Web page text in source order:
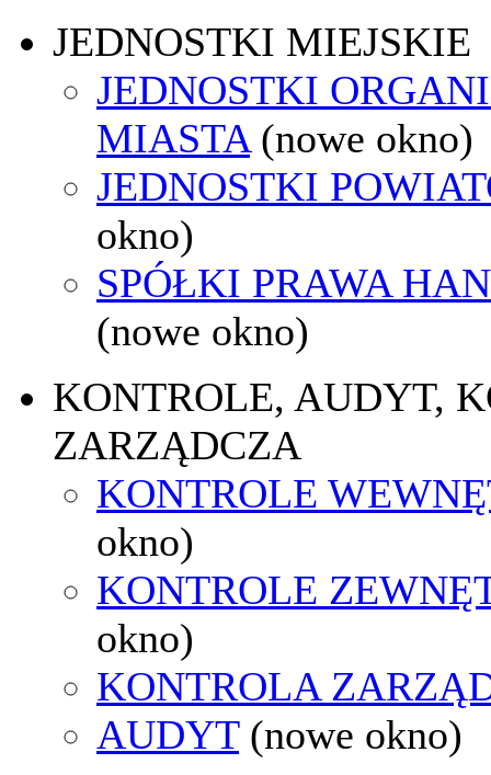
JEDNOSTKI MIEJSKIE
JEDNOSTKI
MIASTA (nowe okno)
JEDNOSTKI
okno)
SPÓŁKI PRAWA
(nowe okno)
KONTROLE, AUDYT,
ZARZĄDCZA
KONTROLE
okno)
KONTROLE
okno)
KONTROLA
AUDYT (nowe okno)